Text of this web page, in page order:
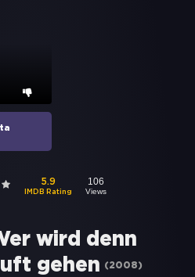
5.9
IMDB Rating
106
Views
wird denn
gehen
(2008)